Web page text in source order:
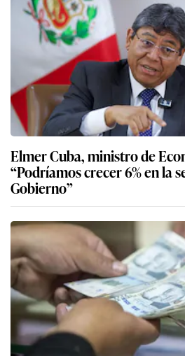
Elmer Cuba, ministro de
“Podríamos crecer 6% en la
Gobierno”